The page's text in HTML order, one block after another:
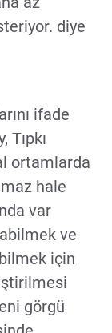
diye
ifade
ortamlarda
hale
var
ve
için
görgü